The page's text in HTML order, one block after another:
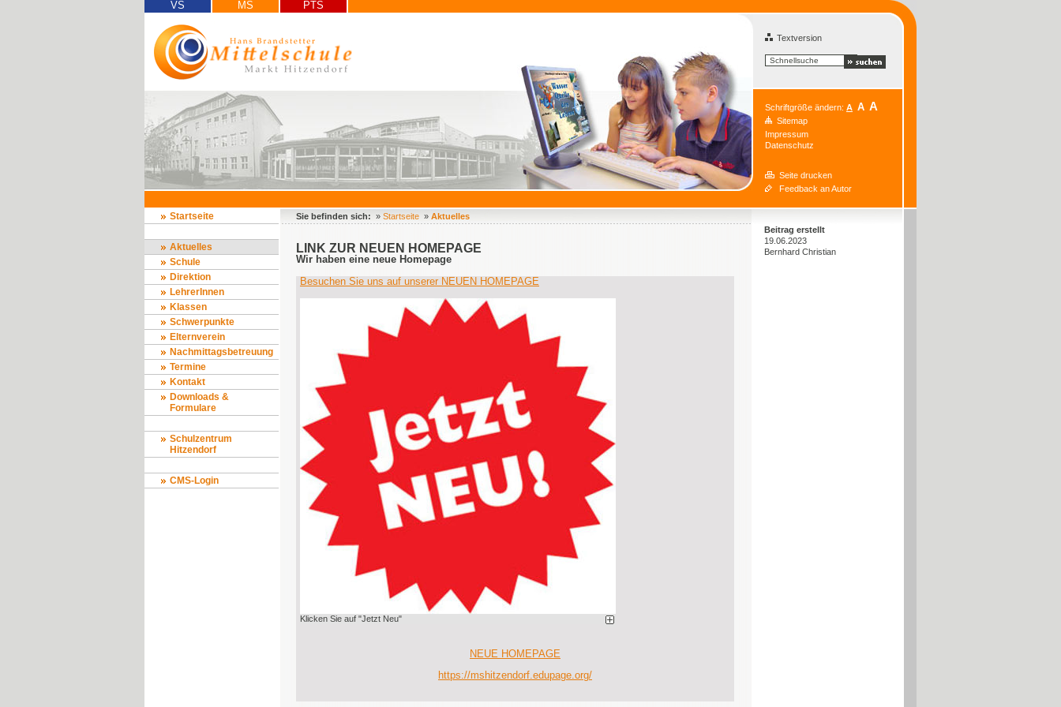
VS MS PTS
Textversion
Schriftgröße ändern: A A A
Sitemap
Impressum
Datenschutz
Seite drucken
Feedback an Autor
Startseite
Aktuelles
Schule
Direktion
LehrerInnen
Klassen
Schwerpunkte
Elternverein
Nachmittagsbetreuung
Termine
Kontakt
Downloads &
Formulare
Schulzentrum
Hitzendorf
CMS-Login
Sie befinden sich: » Startseite » Aktuelles
LINK ZUR NEUEN HOMEPAGE
Wir haben eine neue Homepage
Besuchen Sie uns auf unserer NEUEN HOMEPAGE
Klicken Sie auf "Jetzt Neu"
NEUE HOMEPAGE
https://mshitzendorf.edupage.org/
Beitrag erstellt
19.06.2023
Bernhard Christian